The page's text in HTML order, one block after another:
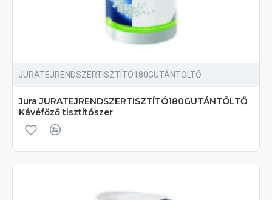
JURATEJRENDSZERTISZTÍTÓ180GUTÁNTÖLTŐ
Jura JURATEJRENDSZERTISZTÍTÓ180GUTÁNTÖLTŐ
Kávéfőző tisztítószer